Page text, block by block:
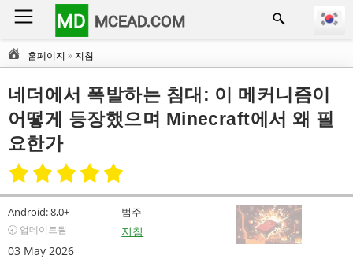
MD MCEAD.COM
홈페이지 » 지침
네더에서 폭발하는 침대: 이 메커니즘이
어떻게 등장했으며 Minecraft에서 왜 필
요한가
Android:8,0+
🕣 업데이트됨
03 May 2026
범주
지침